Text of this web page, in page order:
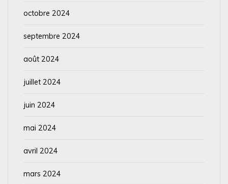
octobre 2024
septembre 2024
août 2024
juillet 2024
juin 2024
mai 2024
avril 2024
mars 2024